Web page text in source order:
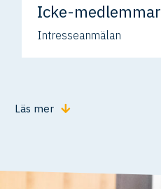
Icke-medlemmar
Intresseanmälan
Läs mer